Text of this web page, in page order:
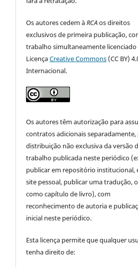
Os autores cedem àRCAos direitos
exclusivos de primeira publicação,
trabalho simultaneamente licenciado
LicençaCreative Commons (CC BY)
Internacional.
Os autores têm autorização para
contratos adicionais separadamente,
distribuição não exclusiva da versão
trabalho publicada neste periódico
publicar em repositório institucional,
site pessoal, publicar uma tradução,
como capítulo de livro), com
reconhecimento de autoria e
inicial neste periódico.
Esta licença permite que qualquer
tenha direito de: